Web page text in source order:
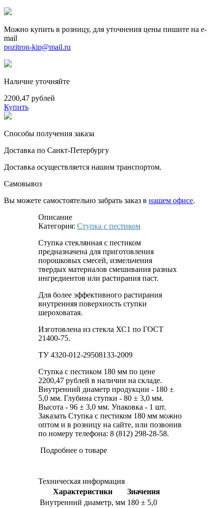
Можно купить в розницу, для уточнения цены пишите на e-
mail
pozitron-kip@mail.ru
Наличие уточняйте
2200,47 рублей
Купить
Способы получения заказа
Доставка по Санкт-Петербургу
Доставка осуществляется нашим транспортом.
Самовывоз
Вы можете самостоятельно забрать заказ в нашем офисе.
Описание
Категория: Ступка с пестиком
Ступка стеклянная с пестиком
предназначена для приготовления
порошковых смесей, измельчения
твердых материалов смешивания разных
ингредиентов или растирания паст.
Для более эффективного растирания
внутренняя поверхность ступки
шероховатая.
Изготовлена из стекла ХС1 по ГОСТ
21400-75.
ТУ 4320-012-29508133-2009
Ступка с пестиком 180 мм по цене
2200,47 рублей в наличии на складе.
Внутренний диаметр продукции - 180 ±
5,0 мм. Глубина ступки - 80 ± 3,0 мм.
Высота - 96 ± 3,0 мм. Упаковка - 1 шт.
Заказать Ступка с пестиком 180 мм можно
оптом и в розницу на сайте, или позвонив
по номеру телефона: 8 (812) 298-28-58.
Подробнее о товаре
Техническая информация
Характеристики
Значения
Внутренний диаметр, мм 180 ± 5,0